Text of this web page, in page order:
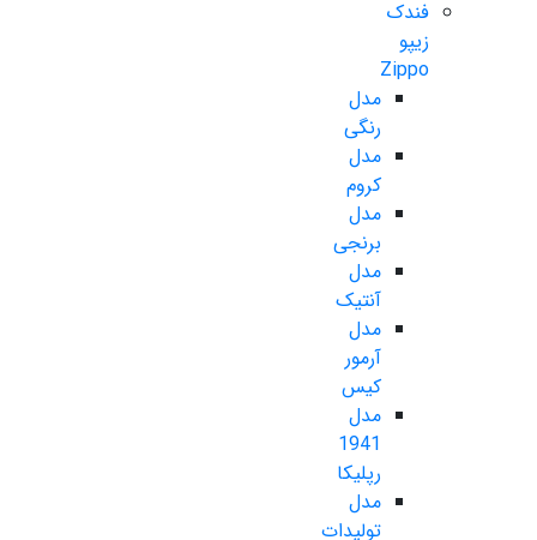
فندک
زیپو
Zippo
مدل
رنگی
مدل
کروم
مدل
برنجی
مدل
آنتیک
مدل
آرمور
کیس
مدل
1941
رپلیکا
مدل
تولیدات